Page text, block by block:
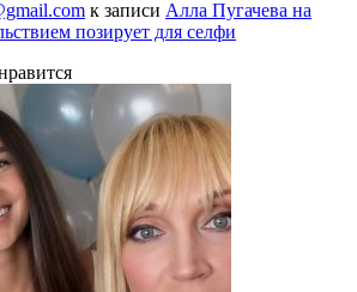
к записи Алла Пугачева на
позирует для селфи